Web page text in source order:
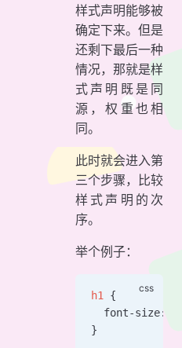
样式声明能够被
确定下来。但是
还剩下最后一种
情况，那就是样
式声明既是同
源，权重也相
同。
此时就会进入第
三个步骤，比较
样式声明的次
序。
举个例子：
h1
{
  font-size:
}